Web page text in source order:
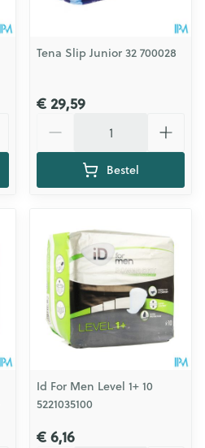
Tena Slip Junior 32 700028
€ 29,59
Bestel
Id For Men Level 1+ 10
5221035100
€ 6,16